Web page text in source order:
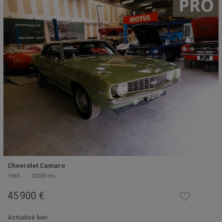
Chevrolet Camaro
1969 32033 mi
45 900 €
Actualisé hier